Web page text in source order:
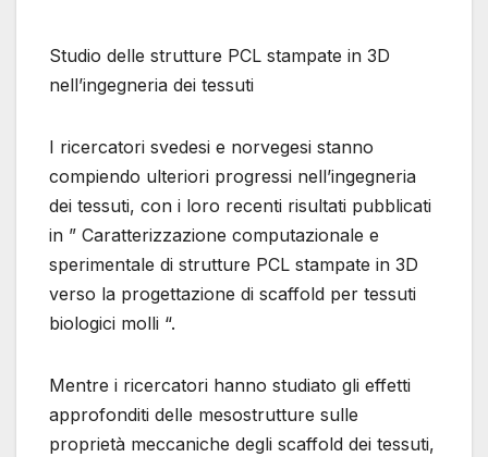
Studio delle strutture PCL stampate in 3D
nell’ingegneria dei tessuti
I ricercatori svedesi e norvegesi stanno
compiendo ulteriori progressi nell’ingegneria
dei tessuti, con i loro recenti risultati pubblicati
in ” Caratterizzazione computazionale e
sperimentale di strutture PCL stampate in 3D
verso la progettazione di scaffold per tessuti
biologici molli “.
Mentre i ricercatori hanno studiato gli effetti
approfonditi delle mesostrutture sulle
proprietà meccaniche degli scaffold dei tessuti,